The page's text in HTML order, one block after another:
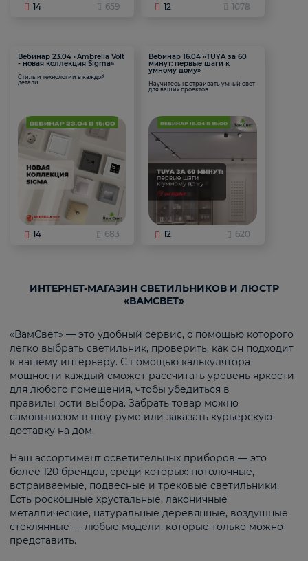
14 659 12 1078
Вебинар 23.04 «Ambrella Volt
- новая коллекция Sigma»
Стиль и технологии в каждой
детали
14 683
Вебинар 16.04 «TUYA за 60
минут: первые шаги к
умному дому»
Научитесь настраивать умный свет
для ваших проектов
12 620
ИНТЕРНЕТ-МАГАЗИН СВЕТИЛЬНИКОВ И ЛЮСТР
«ВАМСВЕТ»
«ВамСвет» — это удобный сервис, с помощью которого
легко выбрать светильник, проверить, как он подходит
к вашему интерьеру. С помощью калькулятора
мощности каждый сможет рассчитать уровень яркости
для любого помещения, чтобы убедиться в
правильности выбора. Забрать товар можно
самовывозом в шоу-руме или заказать курьерскую
доставку на дом.
Наш ассортимент осветительных приборов — это
более 120 брендов, среди которых: потолочные,
встраиваемые, подвесные и трековые светильники.
Есть роскошные хрустальные, лаконичные
металлические, натуральные деревянные, воздушные
стеклянные — любые модели, которые только можно
представить.